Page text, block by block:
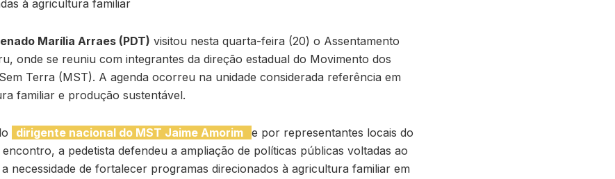
à agricultura familiar
Marília Arraes (PDT) visitou nesta quarta-feira (20) o Assentamento
onde se reuniu com integrantes da direção estadual do Movimento dos
Terra (MST). A agenda ocorreu na unidade considerada referência em
familiar e produção sustentável.
dirigente nacional do MST Jaime Amorim e por representantes locais do
a pedetista defendeu a ampliação de políticas públicas voltadas ao
necessidade de fortalecer programas direcionados à agricultura familiar em